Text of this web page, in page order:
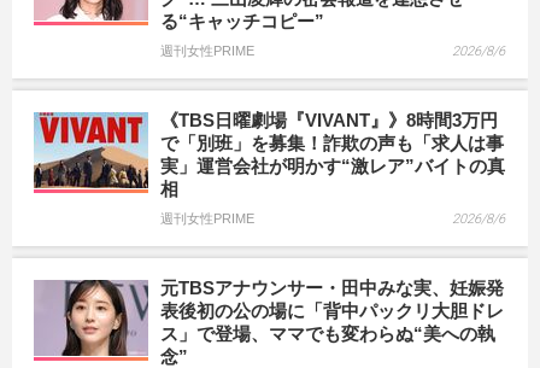
る“キャッチコピー”
週刊女性PRIME 2026/8/6
《TBS日曜劇場『VIVANT』》8時間3万円
で「別班」を募集！詐欺の声も「求人は事
実」運営会社が明かす“激レア”バイトの真
相
週刊女性PRIME 2026/8/6
元TBSアナウンサー・田中みな実、妊娠発
表後初の公の場に「背中パックリ大胆ドレ
ス」で登場、ママでも変わらぬ“美への執
念”